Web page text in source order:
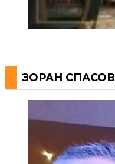
ЗОРАН СПАСОВ